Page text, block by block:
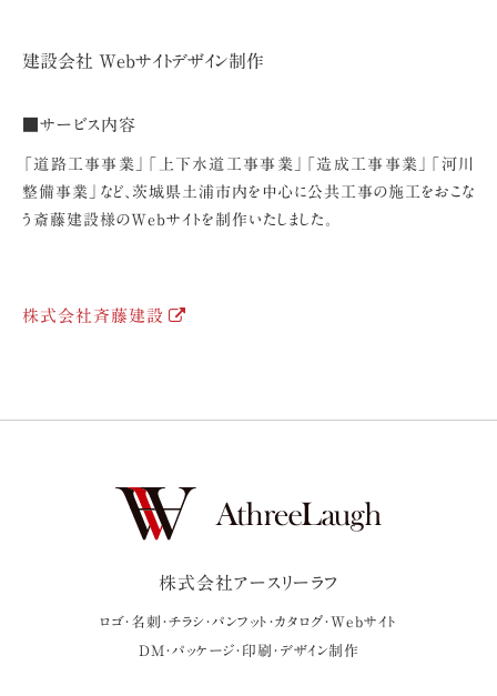
建設会社 Webサイトデザイン制作
■サービス内容
「道路工事事業」「上下水道工事事業」「造成工事事業」「河川
整備事業」など、茨城県土浦市内を中心に公共工事の施工をおこな
う斎藤建設様のWebサイトを制作いたしました。
株式会社斉藤建設
株式会社アースリーラフ
ロゴ・名刺・チラシ・パンフット・カタログ・Webサイト
DM・パッケージ・印刷・デザイン制作